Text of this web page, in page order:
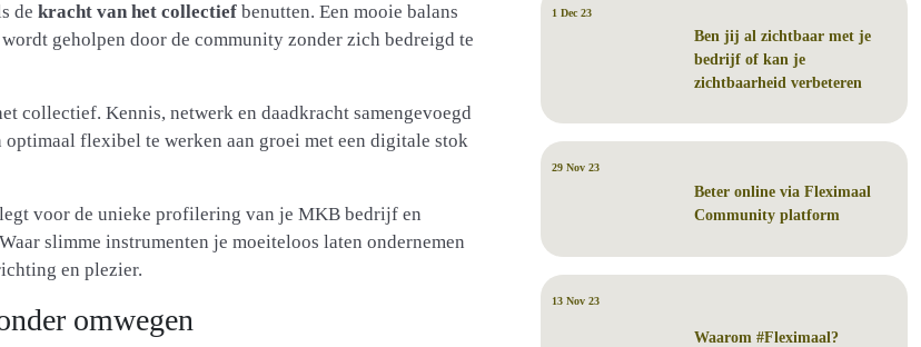
dekracht van het collectief benutten. Een mooie balans
geholpen door de community zonder zich bedreigd te
collectief. Kennis, netwerk en daadkracht samengevoegd
flexibel te werken aan groei met een digitale stok
voor de unieke profilering van je MKB bedrijf en
slimme instrumenten je moeiteloos laten ondernemen
en plezier.
omwegen
1 Dec 23
Ben jij al zichtbaar met je
bedrijf of kan je
zichtbaarheid verbeteren
29 Nov 23
Beter online via Fleximaal
Community platform
13 Nov 23
Waarom #Fleximaal?